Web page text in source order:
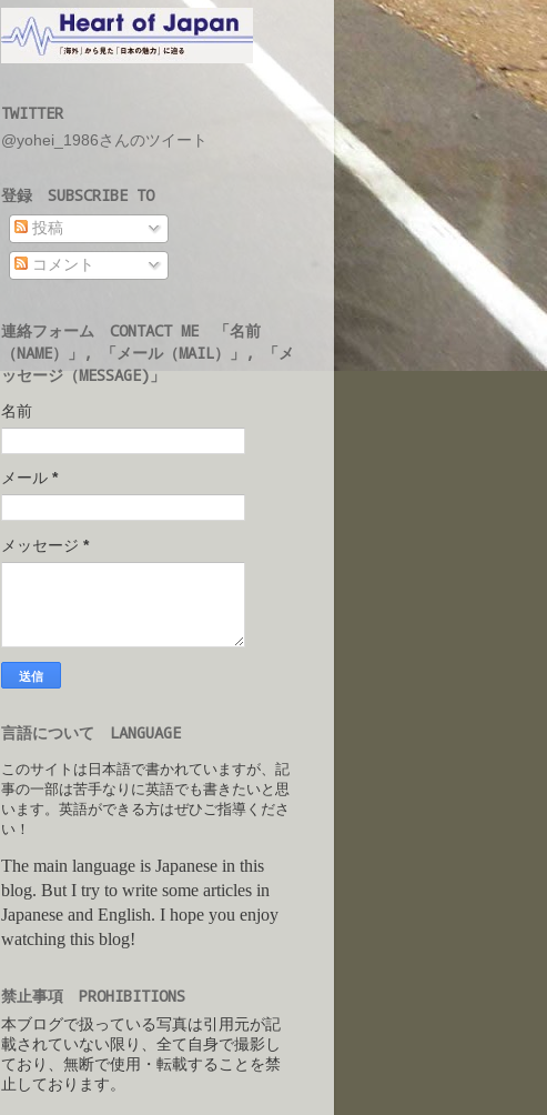
TWITTER
@yohei_1986さんのツイート
登録 SUBSCRIBE TO
投稿
コメント
連絡フォーム CONTACT ME 「名前
（NAME）」, 「メール（MAIL）」, 「メ
ッセージ（MESSAGE)」
名前
メール *
メッセージ *
言語について LANGUAGE
このサイトは日本語で書かれていますが、記
事の一部は苦手なりに英語でも書きたいと思
います。英語ができる方はぜひご指導くださ
い！
The main language is Japanese in this
blog. But I try to write some articles in
Japanese and English. I hope you enjoy
watching this blog!
禁止事項 PROHIBITIONS
本ブログで扱っている写真は引用元が記
載されていない限り、全て自身で撮影し
ており、 無断で使用・転載することを禁
止しております。